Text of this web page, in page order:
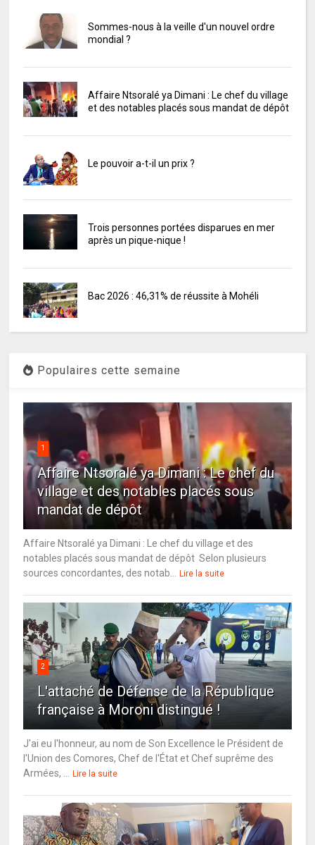
Sommes-nous à la veille d'un nouvel ordre
mondial ?
Affaire Ntsoralé ya Dimani : Le chef du village
et des notables placés sous mandat de dépôt
Le pouvoir a-t-il un prix ?
Trois personnes portées disparues en mer
après un pique-nique !
Bac 2026 : 46,31% de réussite à Mohéli
Populaires cette semaine
1
Affaire Ntsoralé ya Dimani : Le chef du
village et des notables placés sous
mandat de dépôt
Affaire Ntsoralé ya Dimani : Le chef du village et des
notables placés sous mandat de dépôt Selon plusieurs
sources concordantes, des notab...
Lire la suite
2
L'attaché de Défense de la République
française à Moroni distingué !
J'ai eu l'honneur, au nom de Son Excellence le Président de
l'Union des Comores, Chef de l'État et Chef suprême des
Armées, ...
Lire la suite